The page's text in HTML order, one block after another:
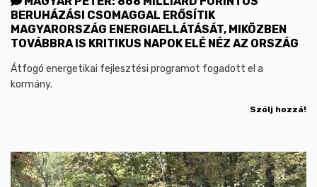
BERUHÁZÁSI CSOMAGGAL ERŐSÍTIK
MAGYARORSZÁG ENERGIAELLÁTÁSÁT, MIKÖZBEN
TOVÁBBRA IS KRITIKUS NAPOK ELÉ NÉZ AZ ORSZÁG
Átfogó energetikai fejlesztési programot fogadott el a
kormány.
Szólj hozzá!